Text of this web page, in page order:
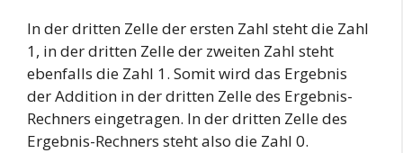
In der dritten Zelle der ersten Zahl steht die Zahl
1, in der dritten Zelle der zweiten Zahl steht
ebenfalls die Zahl 1. Somit wird das Ergebnis
der Addition in der dritten Zelle des Ergebnis-
Rechners eingetragen. In der dritten Zelle des
Ergebnis-Rechners steht also die Zahl 0.